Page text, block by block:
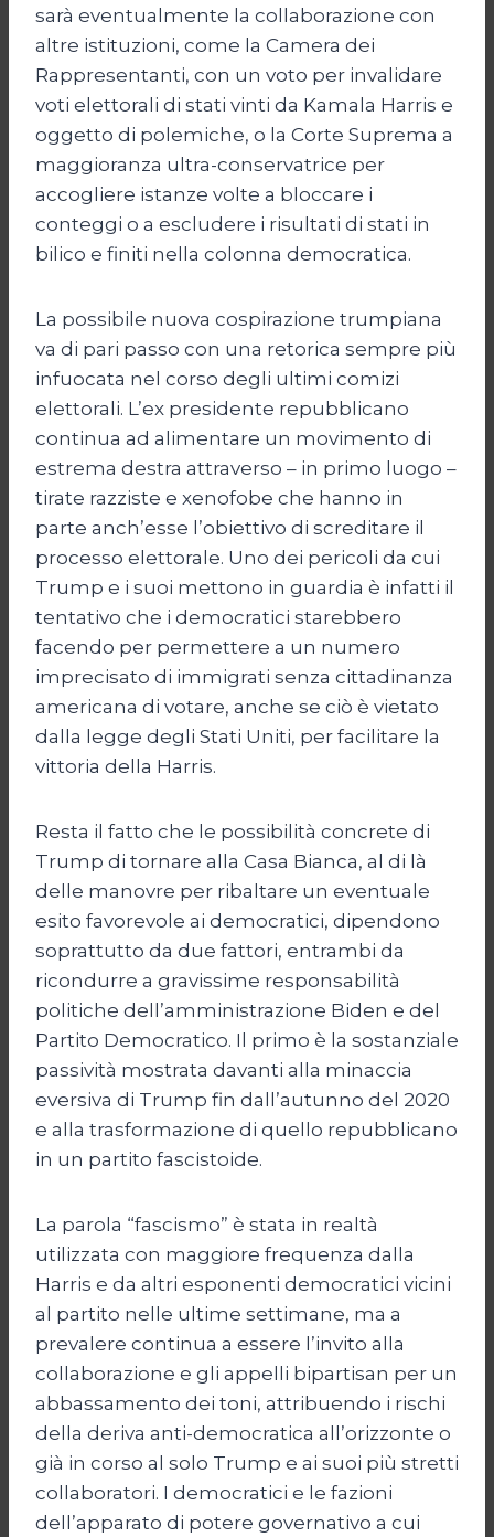
sarà eventualmente la collaborazione con
altre istituzioni, come la Camera dei
Rappresentanti, con un voto per invalidare
voti elettorali di stati vinti da Kamala Harris e
oggetto di polemiche, o la Corte Suprema a
maggioranza ultra-conservatrice per
accogliere istanze volte a bloccare i
conteggi o a escludere i risultati di stati in
bilico e finiti nella colonna democratica.
La possibile nuova cospirazione trumpiana
va di pari passo con una retorica sempre più
infuocata nel corso degli ultimi comizi
elettorali. L’ex presidente repubblicano
continua ad alimentare un movimento di
estrema destra attraverso – in primo luogo –
tirate razziste e xenofobe che hanno in
parte anch’esse l’obiettivo di screditare il
processo elettorale. Uno dei pericoli da cui
Trump e i suoi mettono in guardia è infatti il
tentativo che i democratici starebbero
facendo per permettere a un numero
imprecisato di immigrati senza cittadinanza
americana di votare, anche se ciò è vietato
dalla legge degli Stati Uniti, per facilitare la
vittoria della Harris.
Resta il fatto che le possibilità concrete di
Trump di tornare alla Casa Bianca, al di là
delle manovre per ribaltare un eventuale
esito favorevole ai democratici, dipendono
soprattutto da due fattori, entrambi da
ricondurre a gravissime responsabilità
politiche dell’amministrazione Biden e del
Partito Democratico. Il primo è la sostanziale
passività mostrata davanti alla minaccia
eversiva di Trump fin dall’autunno del 2020
e alla trasformazione di quello repubblicano
in un partito fascistoide.
La parola “fascismo” è stata in realtà
utilizzata con maggiore frequenza dalla
Harris e da altri esponenti democratici vicini
al partito nelle ultime settimane, ma a
prevalere continua a essere l’invito alla
collaborazione e gli appelli bipartisan per un
abbassamento dei toni, attribuendo i rischi
della deriva anti-democratica all’orizzonte o
già in corso al solo Trump e ai suoi più stretti
collaboratori. I democratici e le fazioni
dell’apparato di potere governativo a cui